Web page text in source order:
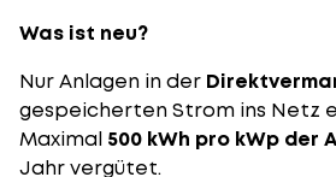
Was ist neu?
Nur Anlagen in der
gespeicherten Strom ins Netz
Maximal 500 kWh pro kWp der
Jahr vergütet.